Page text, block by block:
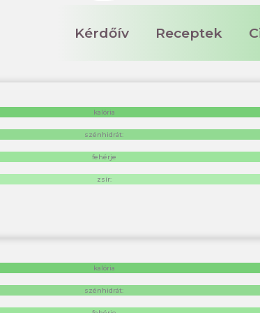
Kérdőív Receptek
kalória
szénhidrát:
fehérje
zsír:
kalória
szénhidrát: